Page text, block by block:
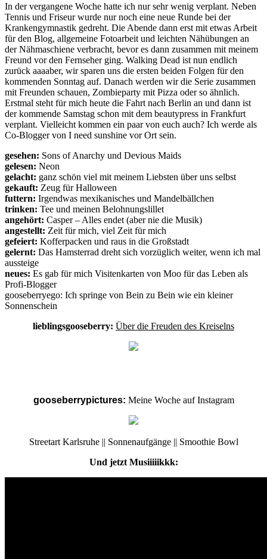
In der vergangene Woche hatte ich nur sehr wenig verplant. Neben
Tennis und Friseur wurde nur noch eine neue Runde bei der
Krankengymnastik gedreht. Die Abende dann erst mit etwas Arbeit
für den Blog, allgemeine Fotoarbeit und leichten Nähübungen an
der Nähmaschiene verbracht, bevor es dann zusammen mit meinem
Freund vor den Fernseher ging. Walking Dead ist nun endlich
zurück aaaaber, wir sparen uns die ersten beiden Folgen für den
kommenden Sonntag auf. Danach werden wir die Serie zusammen
mit Freunden schauen, Zombieparty mit Pizza oder so ähnlich.
Erstmal steht für mich heute die Fahrt nach Berlin an und dann ist
der kommende Samstag schon mit dem beautypress in Frankfurt
verplant. Vielleicht kommen ein paar von euch auch? Ich werde als
Co-Blogger von I need sunshine vor Ort sein.
gesehen: Sons of Anarchy und Devious Maids
gelesen: Neon
gelacht: ganz schön viel mit meinem Liebsten über uns selbst
gekauft: Zeug für Halloween
futtern: Irgendwas mexikanisches und Mandelbällchen
trinken: Tee und meinen Belohnungslillet
angehört: Casper – Alles endet (aber nie die Musik)
angestellt: Zeit für mich, viel Zeit für mich
gefeiert: Kofferpacken und raus in die Großstadt
gelernt: Das Hamsterrad dreht sich vorzüglich weiter, wenn ich mal
aussteige
neues: Es gab für mich Visitenkarten von Moo für das Leben als
Profi-Blogger
gooseberryego: Ich springe von Bein zu Bein wie ein kleiner
Sonnenschein
lieblingsgooseberry: Über die Freuden des Kreiselns
gooseberrypictures: Meine Woche auf Instagram
Streetart Karlsruhe || Sonnenaufgänge || Smoothie Bowl
Und jetzt Musiiiiikkk: